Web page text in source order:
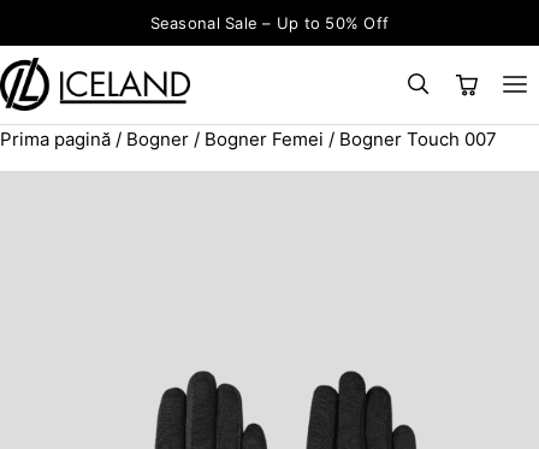
Seasonal Sale – Up to 50% Off
CAUTĂ
Prima pagină / Bogner / Bogner Femei / Bogner Touch 007